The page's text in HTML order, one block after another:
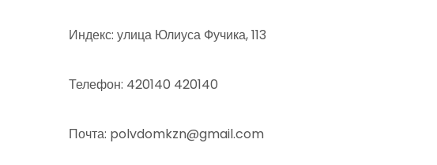
Индекс: улица Юлиуса Фучика, 113
Телефон: 420140 420140
Почта: polvdomkzn@gmail.com